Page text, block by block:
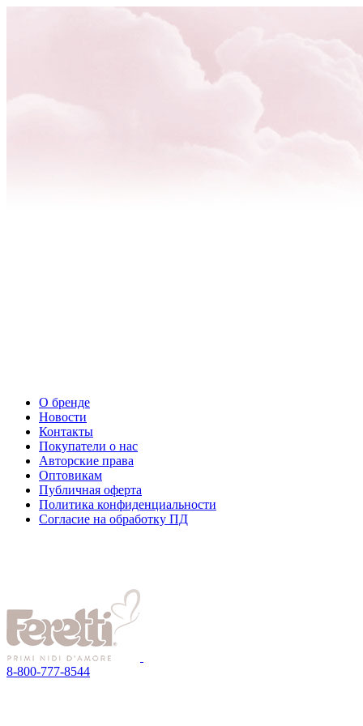
О бренде
Новости
Контакты
Покупатели о нас
Авторские права
Оптовикам
Публичная оферта
Политика конфиденциальности
Согласие на обработку ПД
8-800-777-8544